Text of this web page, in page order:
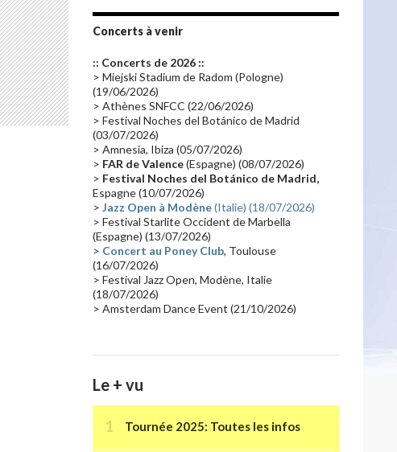
Promo 2019
Emissions 2010 Disques rares
Synthé 70's(20)
Claviériste(19) Groupe de Recherche Musicale
France 2 (18)
Critique(17) Coffret(17) Chronologie(16)
Passages radio(16)
Synthé 80's(16) Les concerts en Chine (16)
Cinéma(16) Houston
Synthé Roland Belgique
Récompense(14) Collaborations 70's(14)
Astronomie(14) France Inter(14)
Concerts à venir
:: Concerts de 2026 ::
> Miejski Stadium de Radom (Pologne)
(19/06/2026)
> Athènes SNFCC (22/06/2026)
> Festival Noches del Botánico de Madrid
(03/07/2026)
> Amnesia, Ibiza (05/07/2026)
> FAR de Valence(Espagne) (08/07/2026)
> Festival Noches del Botánico de Madrid,
Espagne (10/07/2026)
> Jazz Open à Modène(Italie) (18/07/2026)
> Festival Starlite Occident de Marbella
(Espagne) (13/07/2026)
> Concert au Poney Club, Toulouse
(16/07/2026)
> Festival Jazz Open, Modène, Italie
(18/07/2026)
> Amsterdam Dance Event (21/10/2026)
Le + vu